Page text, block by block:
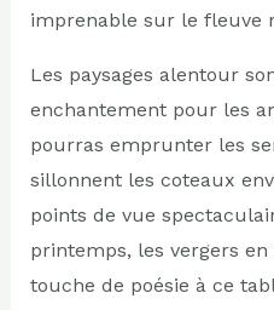
imprenable sur le fleuve
Les paysages alentour
enchantement pour les
pourras emprunter les
sillonnent les coteaux
points de vue
printemps, les vergers
touche de poésie à ce